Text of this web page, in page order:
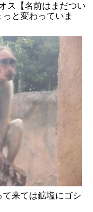
ス【名前はまだつい
と変わっていま
来ては鉱塩にゴシ